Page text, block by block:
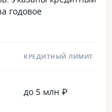
годовое
КРЕДИТНЫЙ ЛИМИТ
до 5 млн ₽